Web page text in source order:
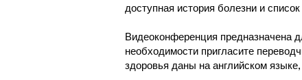
доступная история болезни и
Видеоконференция предназначена
необходимости пригласите
здоровья даны на английском